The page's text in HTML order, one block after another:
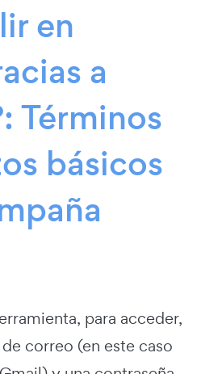
en
a
Términos
básicos
para acceder,
correo (en este caso